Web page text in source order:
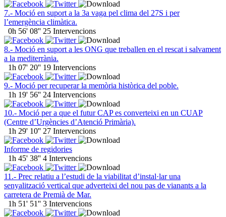
7.- Moció en suport a la 3a vaga pel clima del 27S i per
l’emergència climàtica.
0h 56' 08'' 25 Intervencions
8.- Moció en suport a les ONG que treballen en el rescat i salvament
a la mediterrània.
1h 07' 20'' 19 Intervencions
9.- Moció per recuperar la memòria històrica del poble.
1h 19' 56'' 24 Intervencions
10.- Moció per a que el futur CAP es converteixi en un CUAP
(Centre d’Urgències d’Atenció Primària).
1h 29' 10'' 27 Intervencions
Informe de regidories
1h 45' 38'' 4 Intervencions
11.- Prec relatiu a l’estudi de la viabilitat d’instal·lar una
senyalització vertical que adverteixi del nou pas de vianants a la
carretera de Premià de Mar.
1h 51' 51'' 3 Intervencions